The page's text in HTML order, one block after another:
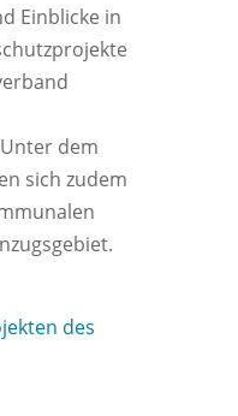
Einblicke in
Unter dem
sich zudem
des